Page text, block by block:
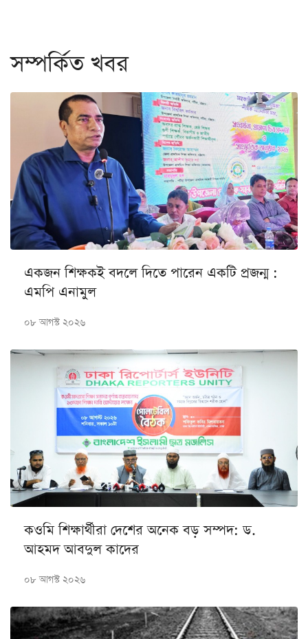
সম্পর্কিত খবর
একজন শিক্ষকই বদলে দিতে পারেন একটি প্রজন্ম :
এমপি এনামুল
০৮ আগস্ট ২০২৬
কওমি শিক্ষার্থীরা দেশের অনেক বড় সম্পদ: ড.
আহমদ আবদুল কাদের
০৮ আগস্ট ২০২৬